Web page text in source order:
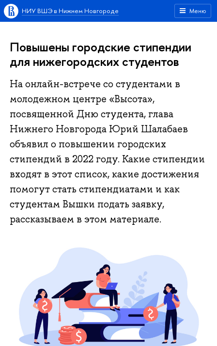
Меню
НИУ ВШЭ в Нижнем Новгороде
Повышены городские стипендии
для нижегородских студентов
На онлайн-встрече со студентами в
молодежном центре «Высота»,
посвященной Дню студента, глава
Нижнего Новгорода Юрий Шалабаев
объявил о повышении городских
стипендий в 2022 году. Какие стипендии
входят в этот список, какие достижения
помогут стать стипендиатами и как
студентам Вышки подать заявку,
рассказываем в этом материале.